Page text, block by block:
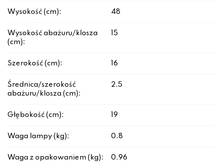
Wysokość (cm): 48
Wysokość abażuru/klosza
(cm):
15
Szerokość (cm): 16
Średnica/szerokość
abażuru/klosza (cm):
2.5
Głębokość (cm): 19
Waga lampy (kg): 0.8
Waga z opakowaniem (kg): 0.96